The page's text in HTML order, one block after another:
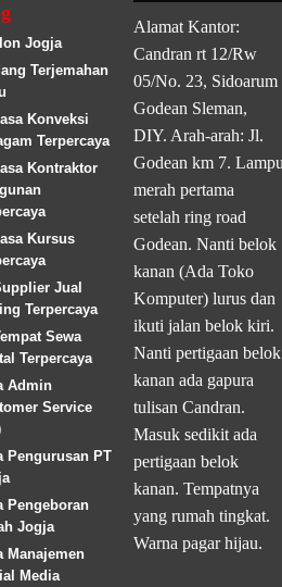
Jogja
Terjemahan
Konveksi
Terpercaya
Kontraktor
Kursus
Jual
Terpercaya
Sewa
Terpercaya
Admin
Service
Pengurusan PT
Pengeboran
Jogja
Manajemen
Media
Alamat Kantor:
Candran rt 12/Rw
05/No. 23, Sidoarum
Godean Sleman,
DIY. Arah-arah: Jl.
Godean km 7.
merah pertama
setelah ring road
Godean. Nanti belok
kanan (Ada Toko
Komputer) lurus dan
ikuti jalan belok kiri.
Nanti pertigaan belok
kanan ada gapura
tulisan Candran.
Masuk sedikit ada
pertigaan belok
kanan. Tempatnya
yang rumah tingkat.
Warna pagar hijau.